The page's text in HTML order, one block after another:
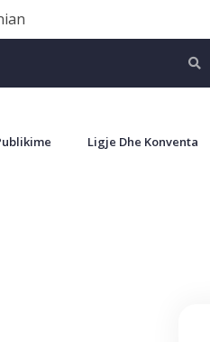
Ligje Dhe Konventa